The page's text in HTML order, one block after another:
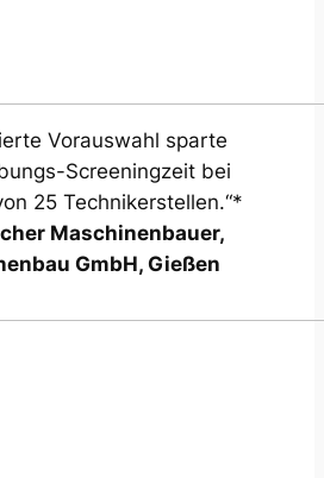
Vorauswahl sparte
Screeningzeit bei
25 Technikerstellen.“*
Maschinenbauer,
GmbH, Gießen